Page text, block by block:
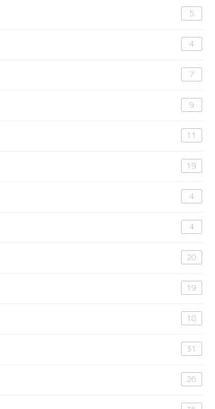
5
4
7
9
11
19
4
4
20
19
18
31
26